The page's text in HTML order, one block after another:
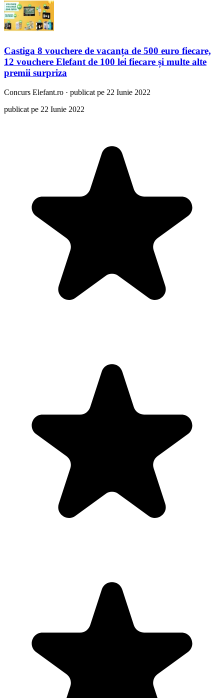
Castiga 8 vouchere de vacanța de 500 euro fiecare,
12 vouchere Elefant de 100 lei fiecare și multe alte
premii surpriza
Concurs Elefant.ro · publicat pe 22 Iunie 2022
publicat pe 22 Iunie 2022